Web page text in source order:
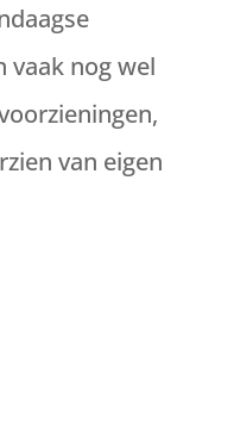
vaak nog wel
van eigen